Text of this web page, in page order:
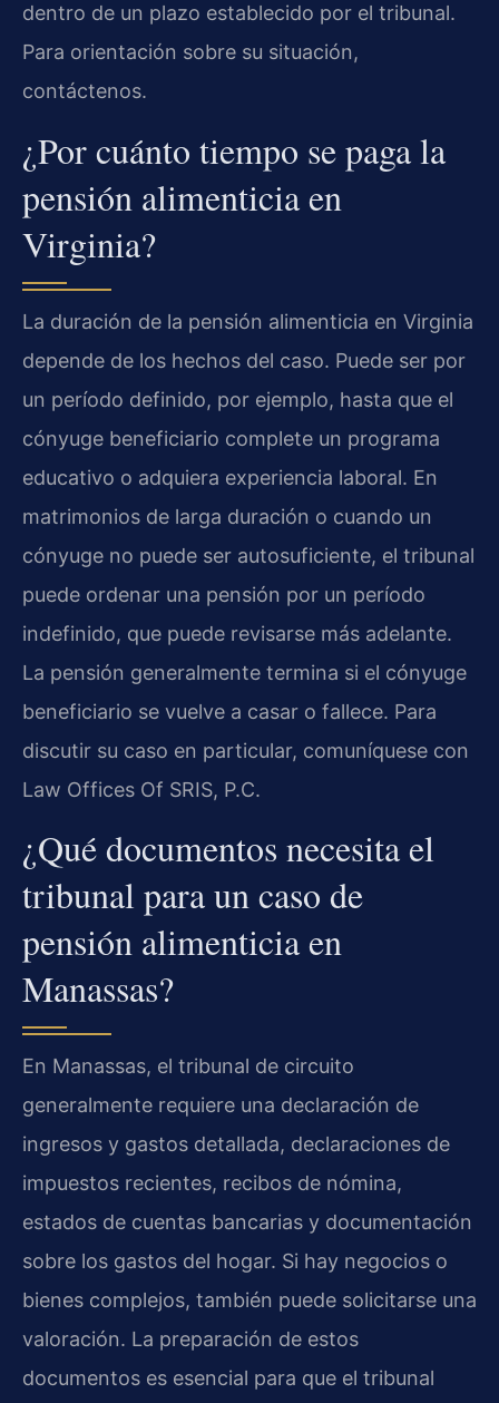
dentro de un plazo establecido por el tribunal.
Para orientación sobre su situación,
contáctenos.
¿Por cuánto tiempo se paga la
pensión alimenticia en
Virginia?
La duración de la pensión alimenticia en Virginia
depende de los hechos del caso. Puede ser por
un período definido, por ejemplo, hasta que el
cónyuge beneficiario complete un programa
educativo o adquiera experiencia laboral. En
matrimonios de larga duración o cuando un
cónyuge no puede ser autosuficiente, el tribunal
puede ordenar una pensión por un período
indefinido, que puede revisarse más adelante.
La pensión generalmente termina si el cónyuge
beneficiario se vuelve a casar o fallece. Para
discutir su caso en particular, comuníquese con
Law Offices Of SRIS, P.C.
¿Qué documentos necesita el
tribunal para un caso de
pensión alimenticia en
Manassas?
En Manassas, el tribunal de circuito
generalmente requiere una declaración de
ingresos y gastos detallada, declaraciones de
impuestos recientes, recibos de nómina,
estados de cuentas bancarias y documentación
sobre los gastos del hogar. Si hay negocios o
bienes complejos, también puede solicitarse una
valoración. La preparación de estos
documentos es esencial para que el tribunal